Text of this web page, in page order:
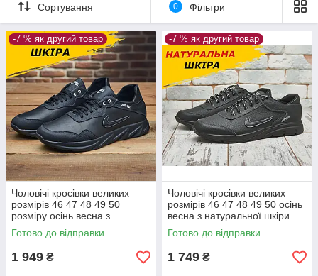
Сортування 0 Фільтри
-7 % як другий товар
Чоловічі кросівки великих
розмірів 46 47 48 49 50
розміру осінь весна з
натуральної шкіри
Готово до відправки
1 949 ₴
-7 % як другий товар
Чоловічі кросівки великих
розмірів 46 47 48 49 50 осінь
весна з натуральної шкіри
Готово до відправки
1 749 ₴